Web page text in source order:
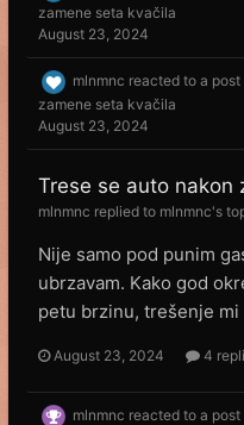
zamene seta kvačila
August 23, 2024
mlnmnc reacted to a
zamene seta kvačila
August 23, 2024
Trese se auto nakon
mlnmnc replied to mlnmnc's
Nije samo pod punim
ubrzavam. Kako god
petu brzinu, trešenje mi
August 23, 2024 4
mlnmnc reacted to a